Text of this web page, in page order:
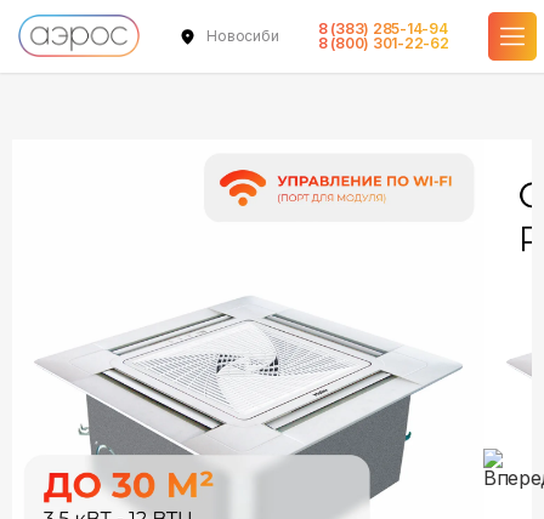
Новосибирск
8 (383) 285-14-94
8 (800) 301-22-62
в наличии
в наличии
в наличии